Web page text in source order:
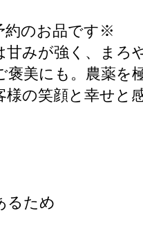
約のお品です※
みが強く、まろ
美にも。農薬を
の笑顔と幸せ
るため